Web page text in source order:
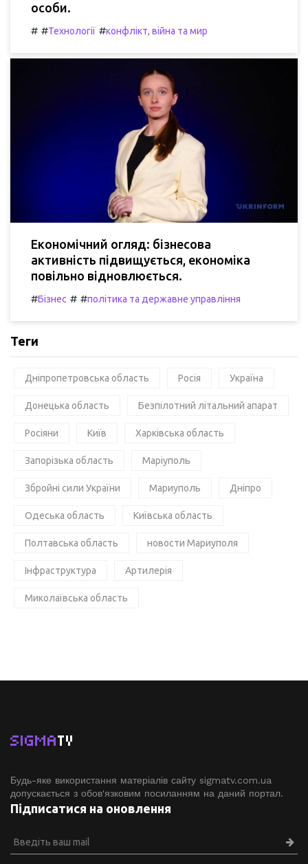
особи.
# #Технології #конфлікт, війна та мир
Економічний огляд: бізнесова
активність підвищується, економіка
повільно відновлюється.
#Бізнес # #політика та державне управління
Теги
Дніпропетровська область Росія Україна
Донецька область Безпілотний літальний апарат
Росіяни Київ Харківська область
Запорізька область Маріуполь
Збройні сили України Мариуполь Дніпро
Одеська область Київська область
Полтавська область новости Мариуполя
Інфраструктура Артилерія
Миколаївська область
SIGMATV
Будь-яке використання матеріалів сайту sigmatv.com.ua
допускається з обов'язковим посиланням на даний портал.
Підписатися на оновлення